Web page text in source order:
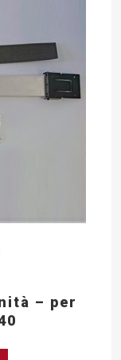
– per